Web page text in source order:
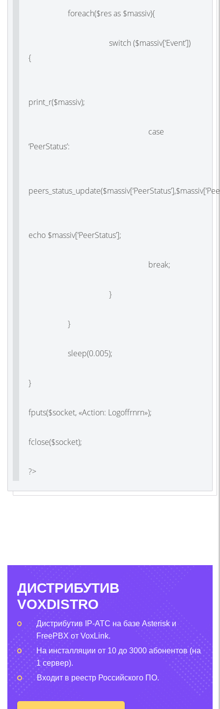
foreach($res as $massiv){
switch ($massiv[‘Event’])
{
print_r($massiv);
case
‘PeerStatus’:
echo $massiv[‘PeerStatus’];
break;
}
}
sleep(0.005);
}
fputs($socket, «Action: Logoffrnrn»);
fclose($socket);
?>
ДИСТРИБУТИВ
VOXDISTRO
Дистрибутив IP-АТС на базе Asterisk и
FreePBX от VoxLink.
На инсталляции от 10 до 3000 абонентов (на
1 сервер).
Входит в реестр Российского ПО.